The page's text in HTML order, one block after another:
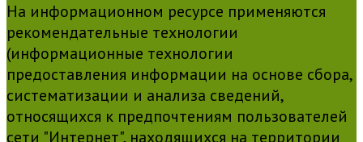
На информационном ресурсе применяются
рекомендательные технологии
(информационные технологии
предоставления информации на основе сбора,
систематизации и анализа сведений,
относящихся к предпочтениям пользователей
сети "Интернет", находящихся на территории